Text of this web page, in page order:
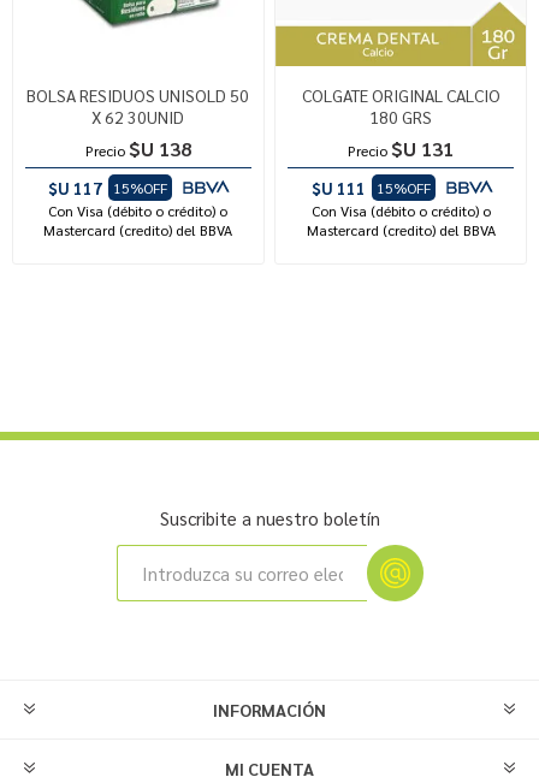
BOLSA RESIDUOS UNISOLD 50
X 62 30UNID
Precio $U 138
$U 117
15%OFF
Con Visa (débito o crédito) o
Mastercard (credito) del BBVA
COLGATE ORIGINAL CALCIO
180 GRS
Precio $U 131
$U 111
15%OFF
Con Visa (débito o crédito) o
Mastercard (credito) del BBVA
Suscribite a nuestro boletín
INFORMACIÓN
MI CUENTA